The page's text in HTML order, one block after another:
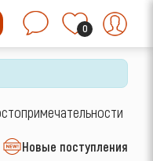
0
Новые поступления